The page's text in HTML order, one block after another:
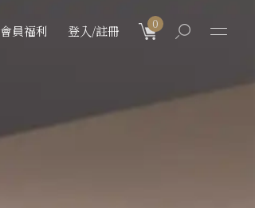
會員福利 登入/註冊 0